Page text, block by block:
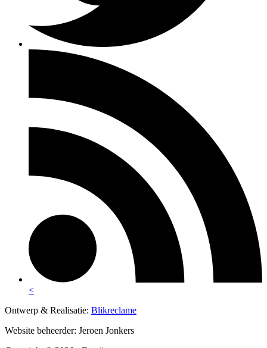
<
Ontwerp & Realisatie: Blikreclame
Website beheerder: Jeroen Jonkers